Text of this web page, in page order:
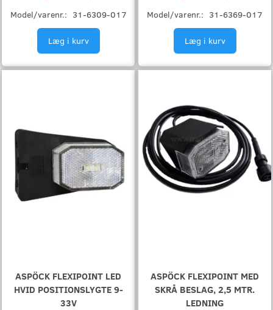
Model/varenr.: 31-6309-017
Læg i kurv
Model/varenr.: 31-6369-017
Læg i kurv
ASPÖCK FLEXIPOINT LED
HVID POSITIONSLYGTE 9-
33V
ASPÖCK FLEXIPOINT MED
SKRÅ BESLAG, 2,5 MTR.
LEDNING